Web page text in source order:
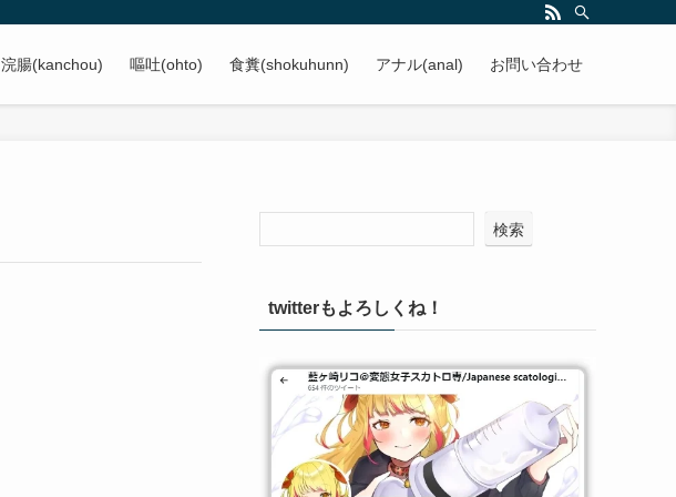
浣腸(kanchou) 嘔吐(ohto) 食糞(shokuhunn) アナル(anal) お問い合わせ
検索
twitterもよろしくね！